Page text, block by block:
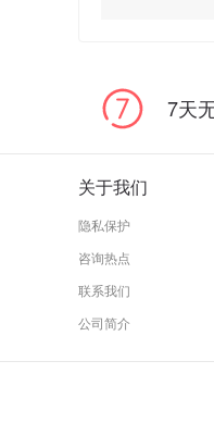
7天
关于我们
隐私保护
咨询热点
联系我们
公司简介